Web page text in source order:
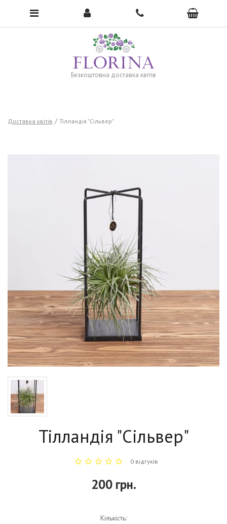
Безкоштовна доставка квітів
To open the menu, click here →
Доставка квітів Тілландія "Сільвер"
Тілландія "Сільвер"
0 відгуків
200 грн.
Кількість: